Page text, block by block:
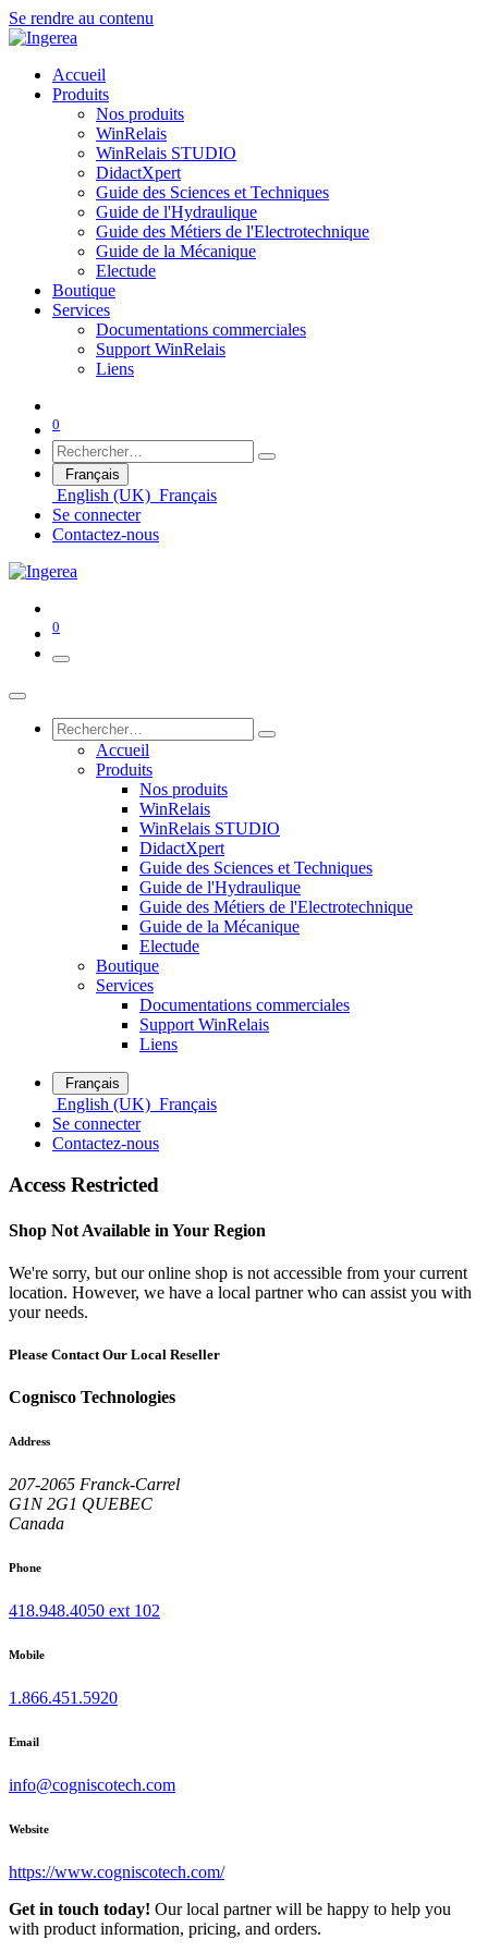
Se rendre au contenu
Accueil
Produits
Nos produits
WinRelais
WinRelais STUDIO
DidactXpert
Guide des Sciences et Techniques
Guide de l'Hydraulique
Guide des Métiers de l'Electrotechnique
Guide de la Mécanique
Electude
Boutique
Services
Documentations commerciales
Support WinRelais
Liens
0
Français
English (UK) Français
Se connecter
Contactez-nous
0
Accueil
Produits
Nos produits
WinRelais
WinRelais STUDIO
DidactXpert
Guide des Sciences et Techniques
Guide de l'Hydraulique
Guide des Métiers de l'Electrotechnique
Guide de la Mécanique
Electude
Boutique
Services
Documentations commerciales
Support WinRelais
Liens
Français
English (UK) Français
Se connecter
Contactez-nous
Access Restricted
Shop Not Available in Your Region
We're sorry, but our online shop is not accessible from your current
location. However, we have a local partner who can assist you with
your needs.
Please Contact Our Local Reseller
Cognisco Technologies
Address
207-2065 Franck-Carrel
G1N 2G1 QUEBEC
Canada
Phone
418.948.4050 ext 102
Mobile
1.866.451.5920
Email
info@cogniscotech.com
Website
https://www.cogniscotech.com/
Get in touch today! Our local partner will be happy to help you
with product information, pricing, and orders.